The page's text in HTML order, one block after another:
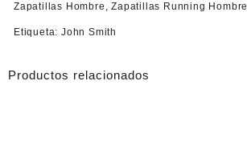
Zapatillas Hombre ,Zapatillas Running Hombre
Etiqueta: John Smith
Productos relacionados